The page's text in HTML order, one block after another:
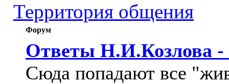
Территория общения
Форум
Ответы Н.И.Козлова -
Сюда попадают все